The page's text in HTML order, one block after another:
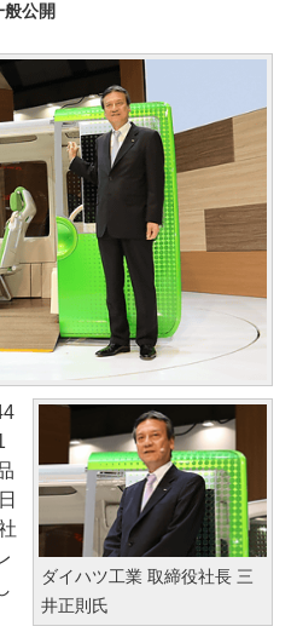
公開
ダイハツ工業 取締役社長 三
井正則氏